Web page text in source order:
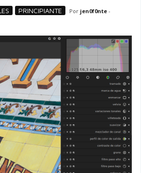
PRINCIPIANTE Por jen0f0nte-